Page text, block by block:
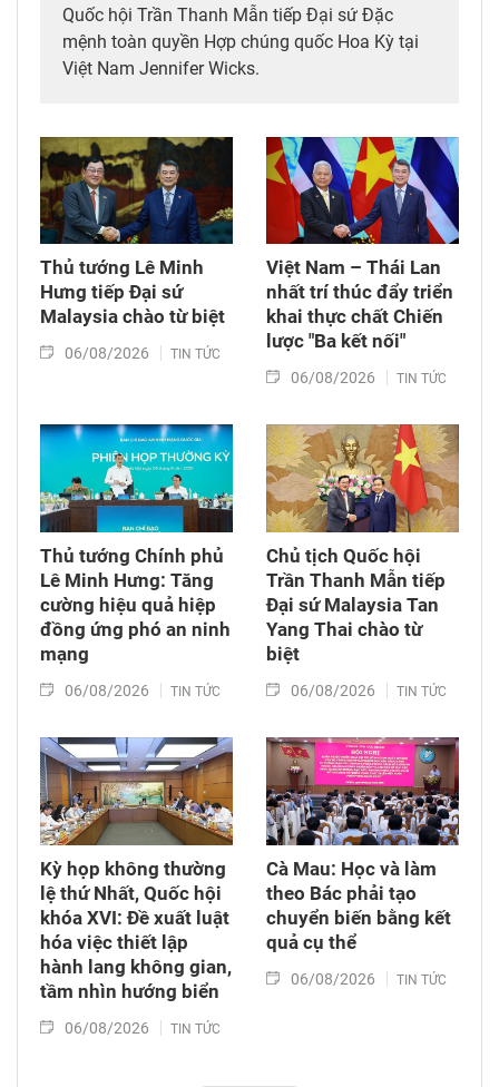
Quốc hội Trần Thanh Mẫn tiếp Đại sứ Đặc
mệnh toàn quyền Hợp chúng quốc Hoa Kỳ tại
Việt Nam Jennifer Wicks.
Thủ tướng Lê Minh
Hưng tiếp Đại sứ
Malaysia chào từ biệt
06/08/2026 TIN TỨC
Việt Nam – Thái Lan
nhất trí thúc đẩy triển
khai thực chất Chiến
lược "Ba kết nối"
06/08/2026 TIN TỨC
Thủ tướng Chính phủ
Lê Minh Hưng: Tăng
cường hiệu quả hiệp
đồng ứng phó an ninh
mạng
06/08/2026 TIN TỨC
Chủ tịch Quốc hội
Trần Thanh Mẫn tiếp
Đại sứ Malaysia Tan
Yang Thai chào từ
biệt
06/08/2026 TIN TỨC
Kỳ họp không thường
lệ thứ Nhất, Quốc hội
khóa XVI: Đề xuất luật
hóa việc thiết lập
hành lang không gian,
tầm nhìn hướng biển
06/08/2026 TIN TỨC
Cà Mau: Học và làm
theo Bác phải tạo
chuyển biến bằng kết
quả cụ thể
06/08/2026 TIN TỨC